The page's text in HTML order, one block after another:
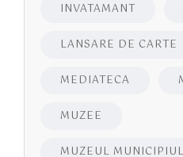
INVATAMANT
LANSARE DE CARTE
MEDIATECA
MUZEE
MUZEUL